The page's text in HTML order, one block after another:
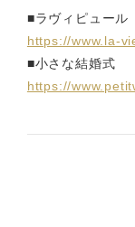
■ラヴィピュール
https://www.la-
■小さな結婚式
https://